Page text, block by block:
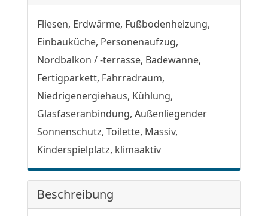
Fliesen, Erdwärme, Fußbodenheizung,
Einbauküche, Personenaufzug,
Nordbalkon / -terrasse, Badewanne,
Fertigparkett, Fahrradraum,
Niedrigenergiehaus, Kühlung,
Glasfaseranbindung, Außenliegender
Sonnenschutz, Toilette, Massiv,
Kinderspielplatz, klimaaktiv
Beschreibung